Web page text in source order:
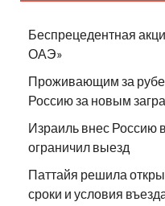
Беспрецедентная
ОАЭ»
Проживающим за
Россию за новым
Израиль внес Россию
ограничил выезд
Паттайя решила
сроки и условия